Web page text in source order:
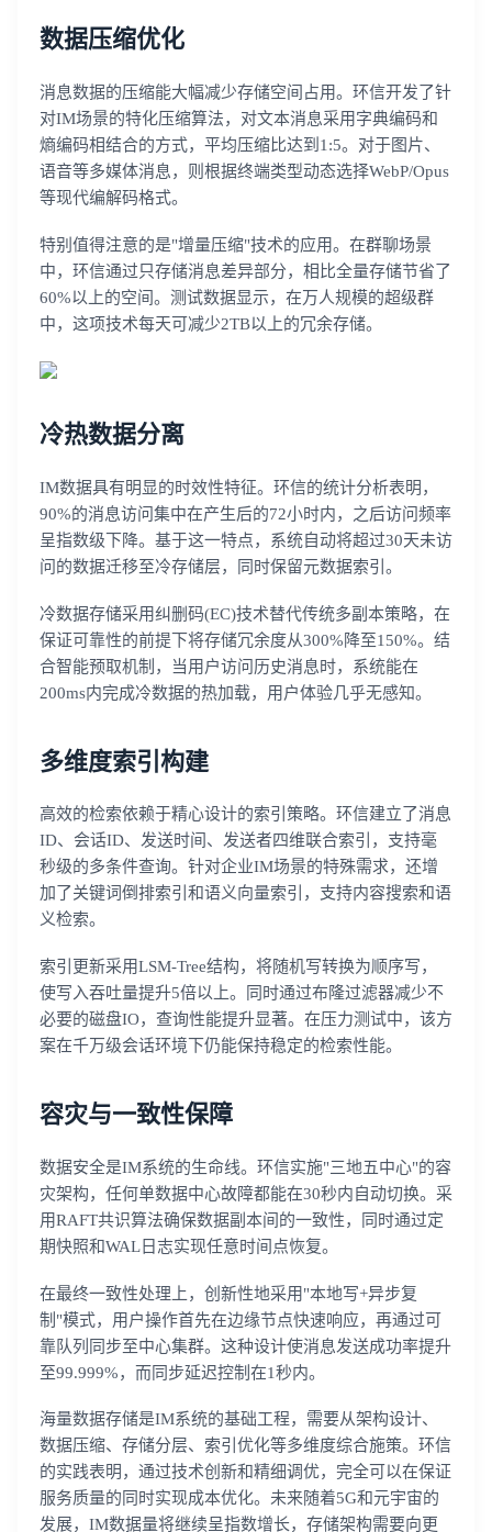
数据压缩优化
消息数据的压缩能大幅减少存储空间占用。环信开发了针
对IM场景的特化压缩算法，对文本消息采用字典编码和
熵编码相结合的方式，平均压缩比达到1:5。对于图片、
语音等多媒体消息，则根据终端类型动态选择WebP/Opus
等现代编解码格式。
特别值得注意的是"增量压缩"技术的应用。在群聊场景
中，环信通过只存储消息差异部分，相比全量存储节省了
60%以上的空间。测试数据显示，在万人规模的超级群
中，这项技术每天可减少2TB以上的冗余存储。
冷热数据分离
IM数据具有明显的时效性特征。环信的统计分析表明，
90%的消息访问集中在产生后的72小时内，之后访问频率
呈指数级下降。基于这一特点，系统自动将超过30天未访
问的数据迁移至冷存储层，同时保留元数据索引。
冷数据存储采用纠删码(EC)技术替代传统多副本策略，在
保证可靠性的前提下将存储冗余度从300%降至150%。结
合智能预取机制，当用户访问历史消息时，系统能在
200ms内完成冷数据的热加载，用户体验几乎无感知。
多维度索引构建
高效的检索依赖于精心设计的索引策略。环信建立了消息
ID、会话ID、发送时间、发送者四维联合索引，支持毫
秒级的多条件查询。针对企业IM场景的特殊需求，还增
加了关键词倒排索引和语义向量索引，支持内容搜索和语
义检索。
索引更新采用LSM-Tree结构，将随机写转换为顺序写，
使写入吞吐量提升5倍以上。同时通过布隆过滤器减少不
必要的磁盘IO，查询性能提升显著。在压力测试中，该方
案在千万级会话环境下仍能保持稳定的检索性能。
容灾与一致性保障
数据安全是IM系统的生命线。环信实施"三地五中心"的容
灾架构，任何单数据中心故障都能在30秒内自动切换。采
用RAFT共识算法确保数据副本间的一致性，同时通过定
期快照和WAL日志实现任意时间点恢复。
在最终一致性处理上，创新性地采用"本地写+异步复
制"模式，用户操作首先在边缘节点快速响应，再通过可
靠队列同步至中心集群。这种设计使消息发送成功率提升
至99.999%，而同步延迟控制在1秒内。
海量数据存储是IM系统的基础工程，需要从架构设计、
数据压缩、存储分层、索引优化等多维度综合施策。环信
的实践表明，通过技术创新和精细调优，完全可以在保证
服务质量的同时实现成本优化。未来随着5G和元宇宙的
发展，IM数据量将继续呈指数增长，存储架构需要向更